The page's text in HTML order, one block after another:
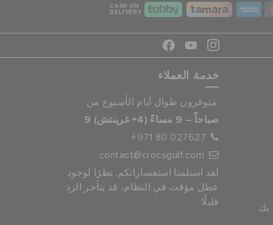
CASH ON
DELIVERY
بك
خدمة العملاء
متوفرون طوال أيام الأسبوع من:
9 صباحاً – 9 مساءً (4+ غرينتش)
+971 80 027627
contact@crocsgulf.com
لقد استلمنا استفساراتكم. نظرًا لوجود
عطل مؤقت في النظام، قد يتأخر الرد
قليلًا